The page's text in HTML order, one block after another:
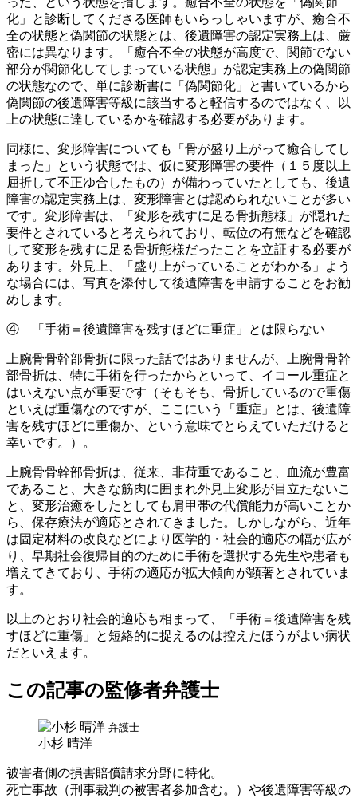
化」と診断してくださる医師もいらっしゃいますが、癒合不
全の状態と偽関節の状態とは、後遺障害の認定実務上は、厳
密には異なります。「癒合不全の状態が高度で、関節でない
部分が関節化してしまっている状態」が認定実務上の偽関節
の状態なので、単に診断書に「偽関節化」と書いているから
偽関節の後遺障害等級に該当すると軽信するのではなく、以
上の状態に達しているかを確認する必要があります。
同様に、変形障害についても「骨が盛り上がって癒合してし
まった」という状態では、仮に変形障害の要件（１５度以上
屈折して不正ゆ合したもの）が備わっていたとしても、後遺
障害の認定実務上は、変形障害とは認められないことが多い
です。変形障害は、「変形を残すに足る骨折態様」が隠れた
要件とされていると考えられており、転位の有無などを確認
して変形を残すに足る骨折態様だったことを立証する必要が
あります。外見上、「盛り上がっていることがわかる」よう
な場合には、写真を添付して後遺障害を申請することをお勧
めします。
④ 「手術＝後遺障害を残すほどに重症」とは限らない
上腕骨骨幹部骨折に限った話ではありませんが、上腕骨骨幹
部骨折は、特に手術を行ったからといって、イコール重症と
はいえない点が重要です（そもそも、骨折しているので重傷
といえば重傷なのですが、ここにいう「重症」とは、後遺障
害を残すほどに重傷か、という意味でとらえていただけると
幸いです。）。
上腕骨骨幹部骨折は、従来、非荷重であること、血流が豊富
であること、大きな筋肉に囲まれ外見上変形が目立たないこ
と、変形治癒をしたとしても肩甲帯の代償能力が高いことか
ら、保存療法が適応とされてきました。しかしながら、近年
は固定材料の改良などにより医学的・社会的適応の幅が広が
り、早期社会復帰目的のために手術を選択する先生や患者も
増えてきており、手術の適応が拡大傾向が顕著とされていま
す。
以上のとおり社会的適応も相まって、「手術＝後遺障害を残
すほどに重傷」と短絡的に捉えるのは控えたほうがよい病状
だといえます。
この記事の監修者弁護士
弁護士
小杉 晴洋
被害者側の損害賠償請求分野に特化。
死亡事故（刑事裁判の被害者参加含む。）や後遺障害等級の